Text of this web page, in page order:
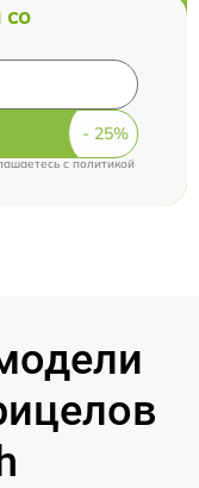
со
cполитикой